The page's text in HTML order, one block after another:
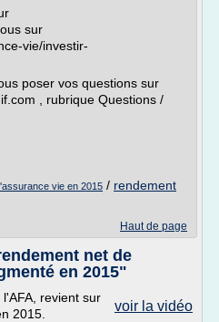
sur
vie/investir-
poser vos questions sur
, rubrique Questions /
vie en 2015 / rendement
Haut de page
net de
en 2015"
voir la vidéo
revient sur
2015.